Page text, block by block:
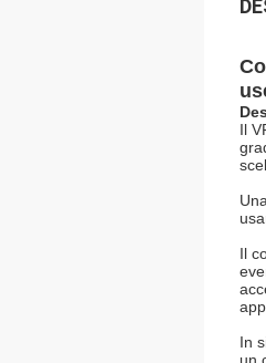
Il
Il
In